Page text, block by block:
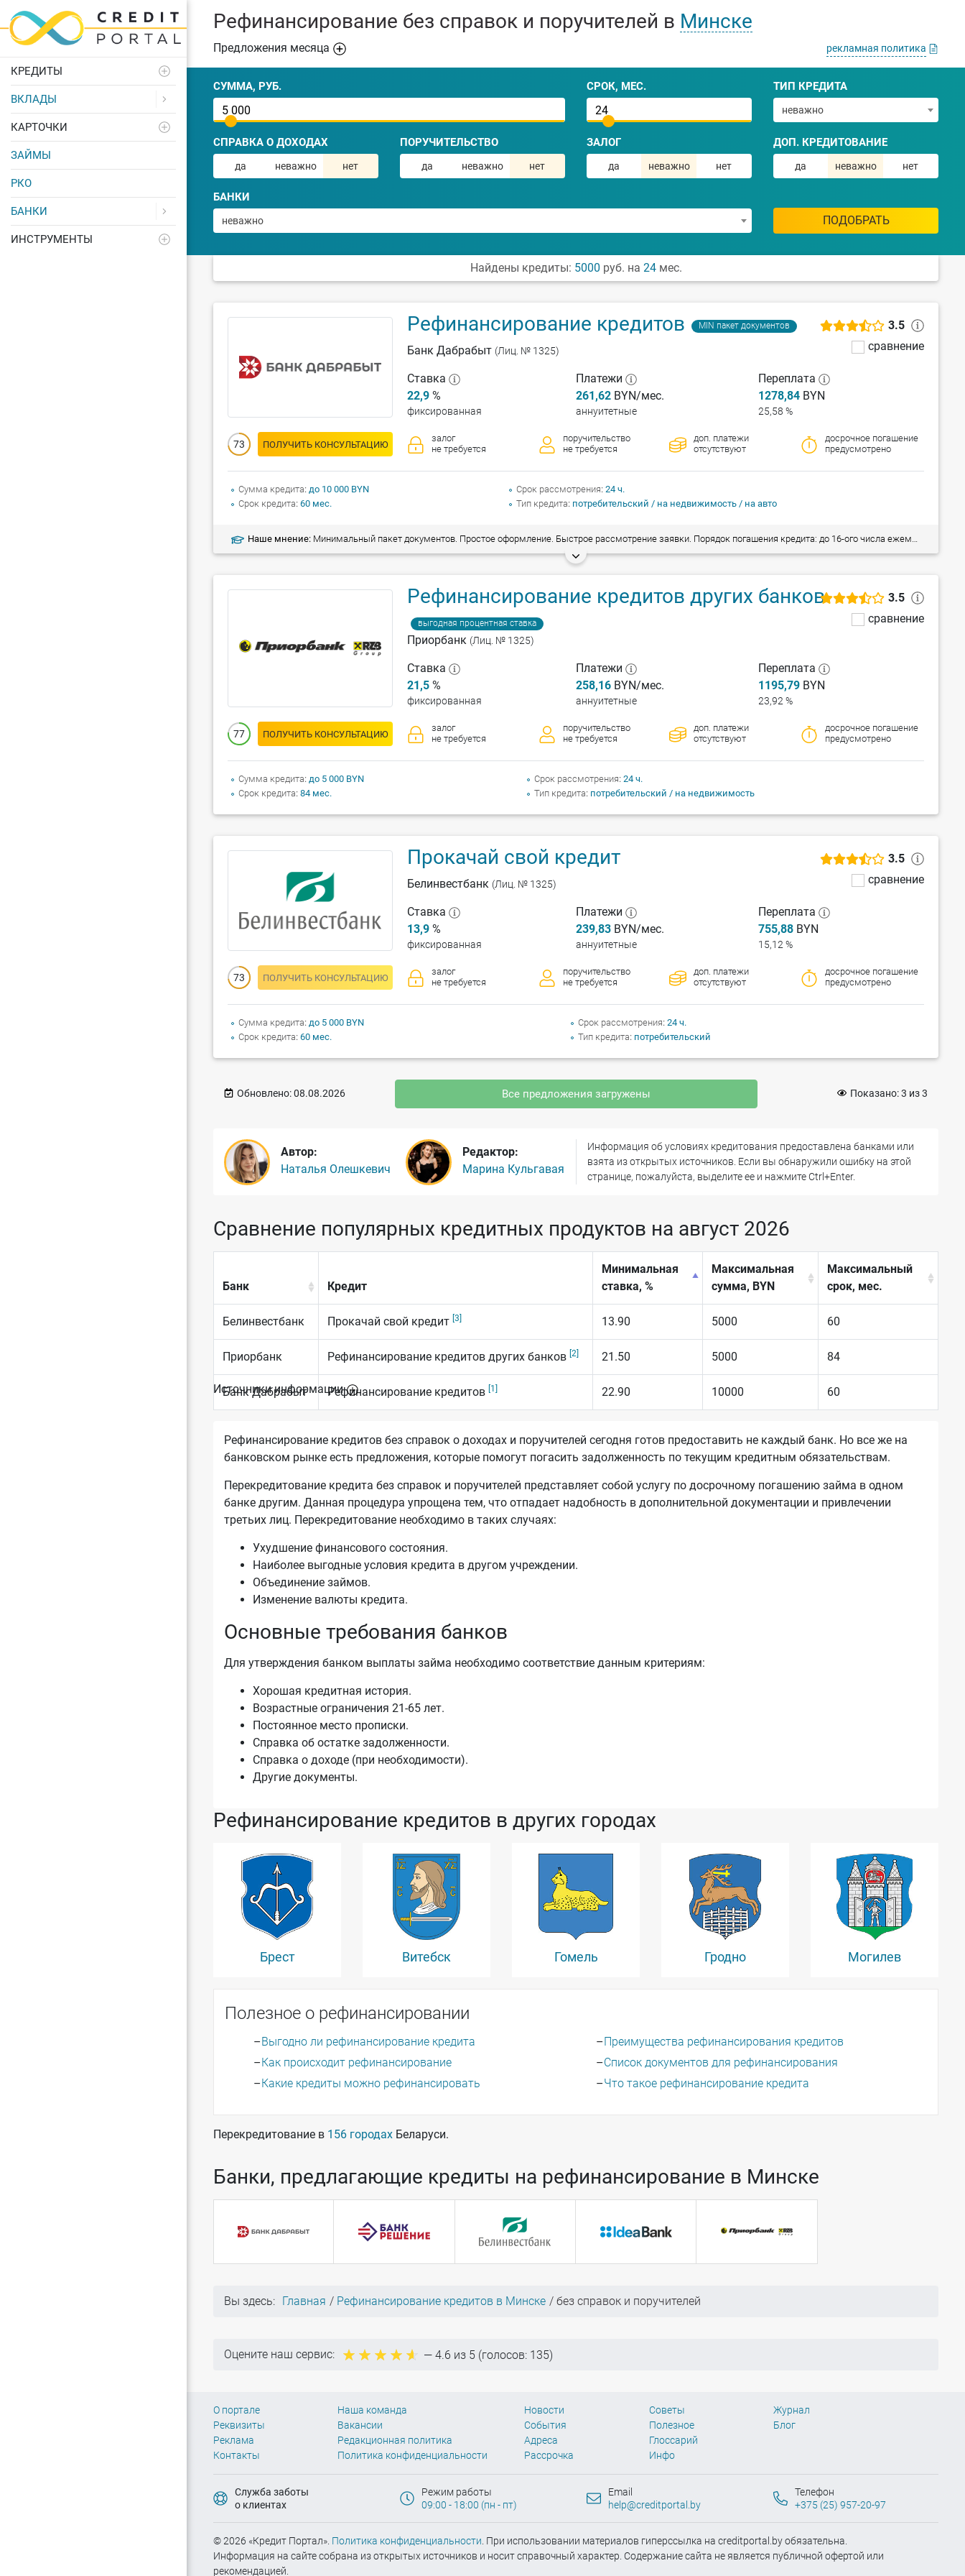
КРЕДИТЫ
ВКЛАДЫ
КАРТОЧКИ
ЗАЙМЫ
РКО
БАНКИ
ИНСТРУМЕНТЫ
Рефинансирование без справок и поручителей в Минске
Предложения месяца рекламная политика
СУММА, РУБ. СРОК, МЕС. ТИП КРЕДИТА
неважно
СПРАВКА О ДОХОДАХ
неважно
да нет
ПОРУЧИТЕЛЬСТВО
неважно
да нет
ЗАЛОГ
неважно
да нет
ДОП. КРЕДИТОВАНИЕ
неважно
да нет
БАНКИ
неважно ПОДОБРАТЬ
Найдены кредиты: 5000 руб. на 24мес.
Рефинансирование кредитов MIN пакет документов
Банк Дабрабыт (Лиц. № 1325)
3.5
сравнение
Ставка
22,9 %
фиксированная
Платежи
261,62 BYN/мес.
аннуитетные
Переплата
1278,84 BYN
25,58 %
73 ПОЛУЧИТЬ КОНСУЛЬТАЦИЮ
залог
не требуется
поручительство
не требуется
доп. платежи
отсутствуют
досрочное погашение
предусмотрено
Сумма кредита до 10 000 BYN
Срок кредита 60 мес.
Срок рассмотрения 24 ч.
Тип кредита потребительский / на недвижимость / на авто
Наше мнение: Минимальный пакет документов. Простое оформление. Быстрое рассмотрение заявки. Порядок погашения кредита: до 16-ого числа ежемесячно.
Рефинансирование кредитов других банков
выгодная процентная ставка
Приорбанк (Лиц. № 1325)
3.5
сравнение
Ставка
21,5 %
фиксированная
Платежи
258,16 BYN/мес.
аннуитетные
Переплата
1195,79 BYN
23,92 %
77 ПОЛУЧИТЬ КОНСУЛЬТАЦИЮ
залог
не требуется
поручительство
не требуется
доп. платежи
отсутствуют
досрочное погашение
предусмотрено
Сумма кредита до 5 000 BYN
Срок кредита 84 мес.
Срок рассмотрения 24 ч.
Тип кредита потребительский / на недвижимость
Прокачай свой кредит
Белинвестбанк (Лиц. № 1325)
3.5
сравнение
Ставка
13,9 %
фиксированная
Платежи
239,83 BYN/мес.
аннуитетные
Переплата
755,88 BYN
15,12 %
73 ПОЛУЧИТЬ КОНСУЛЬТАЦИЮ
залог
не требуется
поручительство
не требуется
доп. платежи
отсутствуют
досрочное погашение
предусмотрено
Сумма кредита до 5 000 BYN
Срок кредита 60 мес.
Срок рассмотрения 24 ч.
Тип кредита потребительский
Все предложения загружены
Обновлено:08.08.2026 Показано:3 из3
Автор:
Наталья Олешкевич
Редактор:
Марина Кульгавая
Информация об условиях кредитования предоставлена банками или
взята из открытых источников. Если вы обнаружили ошибку на этой
странице, пожалуйста, выделите ее и нажмите Ctrl+Enter.
Сравнение популярных кредитных продуктов на август 2026
Банк Кредит
Минимальная
ставка, %
Максимальная
сумма, BYN
Максимальный
срок, мес.
Белинвестбанк Прокачай свой кредит [3] 13.90 5000 60
Приорбанк Рефинансирование кредитов других банков [2] 21.50 5000 84
Банк Дабрабыт Рефинансирование кредитов [1] 22.90 10000 60
Источникиинформации
Рефинансирование кредитов без справок о доходах и поручителей сегодня готов предоставить не каждый банк. Но все же на
банковском рынке есть предложения, которые помогут погасить задолженность по текущим кредитным обязательствам.
Перекредитование кредита без справок и поручителей представляет собой услугу по досрочному погашению займа в одном
банке другим. Данная процедура упрощена тем, что отпадает надобность в дополнительной документации и привлечении
третьих лиц. Перекредитование необходимо в таких случаях:
Ухудшение финансового состояния.
Наиболее выгодные условия кредита в другом учреждении.
Объединение займов.
Изменение валюты кредита.
Основные требования банков
Для утверждения банком выплаты займа необходимо соответствие данным критериям:
Хорошая кредитная история.
Возрастные ограничения 21-65 лет.
Постоянное место прописки.
Справка об остатке задолженности.
Справка о доходе (при необходимости).
Другие документы.
Рефинансирование кредитов в других городах
Брест Витебск Гомель Гродно Могилев
Полезное о рефинансировании
Выгодно ли рефинансирование кредита
Как происходит рефинансирование
Какие кредиты можно рефинансировать
Преимущества рефинансирования кредитов
Список документов для рефинансирования
Что такое рефинансирование кредита
Перекредитование в 156 городах Беларуси.
Банки, предлагающие кредиты на рефинансирование в Минске
Вы здесь: Главная Рефинансирование кредитов в Минске без справок и поручителей
Оцените наш сервис: — 4.6 из 5 (голосов: 135)
О портале
Реквизиты
Реклама
Контакты
Наша команда
Вакансии
Редакционная политика
Политика конфиденциальности
Новости
События
Адреса
Рассрочка
Советы
Полезное
Глоссарий
Инфо
Журнал
Блог
Служба заботы
о клиентах
Режим работы
09:00 - 18:00 (пн - пт)
Email
help@creditportal.by
Телефон
+375 (25) 957-20-97
© 2026 «Кредит Портал». Политика конфиденциальности . При использовании материалов гиперссылка на creditportal.by обязательна.
Информация на сайте собрана из открытых источников и носит справочный характер. Содержание сайта не является публичной офертой или
рекомендацией.